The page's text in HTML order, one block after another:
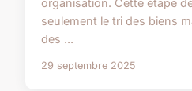
seulement le tri des biens
des ...
29 septembre 2025